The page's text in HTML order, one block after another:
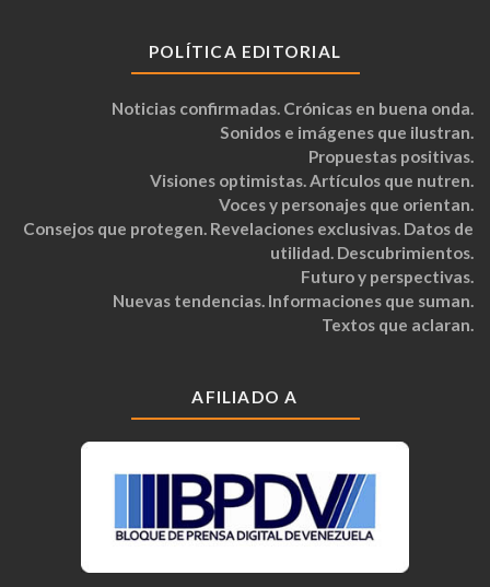
POLÍTICA EDITORIAL
Noticias confirmadas. Crónicas en buena onda.
Sonidos e imágenes que ilustran.
Propuestas positivas.
Visiones optimistas. Artículos que nutren.
Voces y personajes que orientan.
Consejos que protegen. Revelaciones exclusivas. Datos de
utilidad. Descubrimientos.
Futuro y perspectivas.
Nuevas tendencias. Informaciones que suman.
Textos que aclaran.
AFILIADO A